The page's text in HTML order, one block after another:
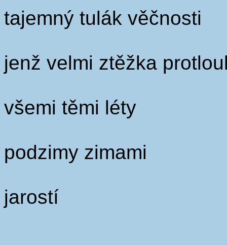
tajemný tulák věčnosti
jenž velmi ztěžka
všemi těmi léty
podzimy zimami
jarostí